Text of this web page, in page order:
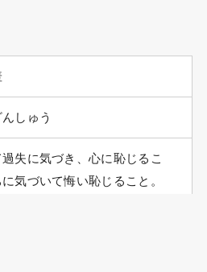
しゅう
失に気づき、心に恥じるこ
気づいて悔い恥じること。